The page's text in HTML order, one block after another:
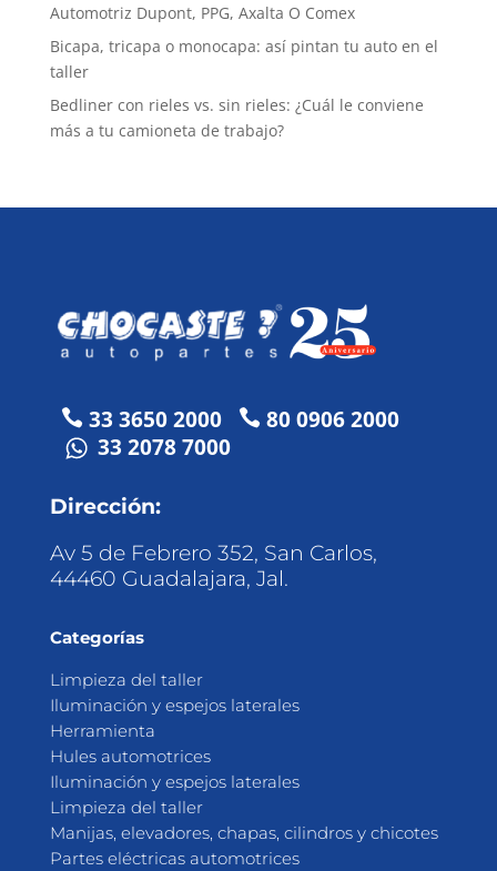
Automotriz Dupont, PPG, Axalta O Comex
Bicapa, tricapa o monocapa: así pintan tu auto en el
taller
Bedliner con rieles vs. sin rieles: ¿Cuál le conviene
más a tu camioneta de trabajo?
 33 3650 2000  80 0906 2000
33 2078 7000
Dirección:
Av 5 de Febrero 352, San Carlos,
44460 Guadalajara, Jal.
Categorías
Limpieza del taller
Iluminación y espejos laterales
Herramienta
Hules automotrices
Iluminación y espejos laterales
Limpieza del taller
Manijas, elevadores, chapas, cilindros y chicotes
Partes eléctricas automotrices